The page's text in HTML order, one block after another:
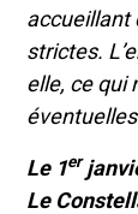
accueillant
strictes.
elle, ce qui
Le 1er
Le